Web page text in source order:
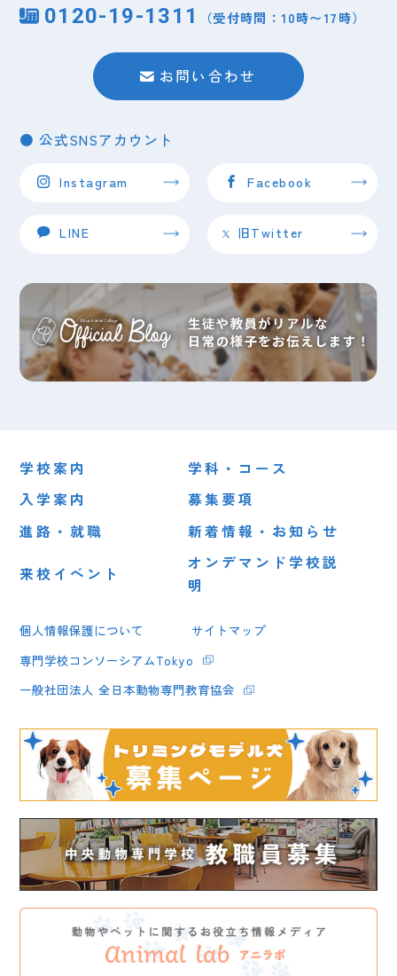
0120-19-1311 （受付時間：10時〜17時）
お問い合わせ
● 公式SNSアカウント
Instagram Facebook
LINE 旧Twitter
学校案内
学科・コース
入学案内
募集要項
進路・就職
新着情報・お知らせ
来校イベント
オンデマンド学校説
明
個人情報保護について
サイトマップ
専門学校コンソーシアムTokyo
一般社団法人 全日本動物専門教育協会